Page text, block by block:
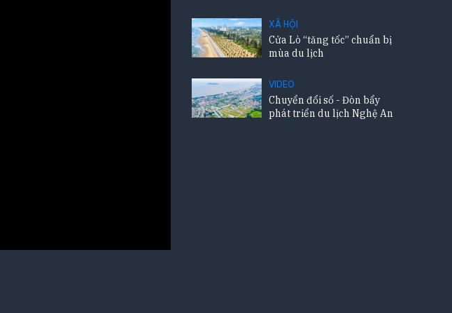
XÃ HỘI
Cửa Lò “tăng tốc” chuẩn bị
mùa du lịch
VIDEO
Chuyển đổi số - Đòn bẩy
phát triển du lịch Nghệ An